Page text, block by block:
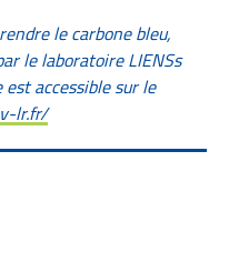
le carbone bleu,
le laboratoire LIENSs
accessible sur le
lr.fr/